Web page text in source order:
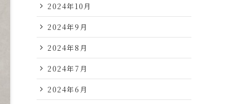
2024年10月
2024年9月
2024年8月
2024年7月
2024年6月